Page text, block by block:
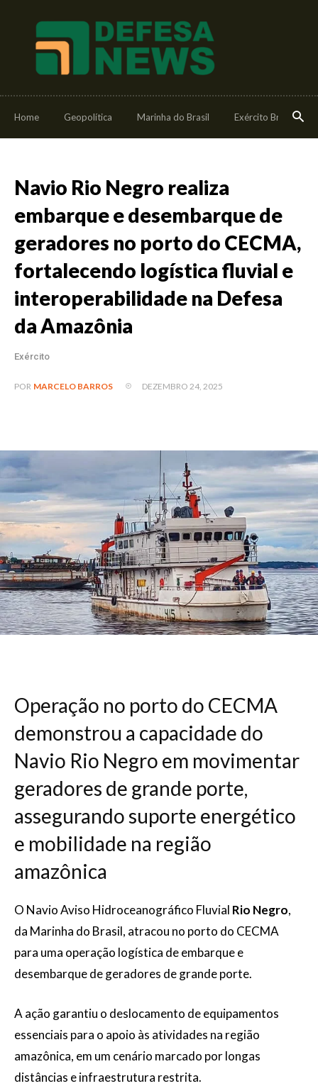
Home Geopolítica Marinha do Brasil Exército Brasileiro
Navio Rio Negro realiza
embarque e desembarque de
geradores no porto do CECMA,
fortalecendo logística fluvial e
interoperabilidade na Defesa
da Amazônia
Exército
POR MARCELO BARROS DEZEMBRO 24, 2025
Operação no porto do CECMA
demonstrou a capacidade do
Navio Rio Negro em movimentar
geradores de grande porte,
assegurando suporte energético
e mobilidade na região
amazônica
O Navio Aviso Hidroceanográfico Fluvial Rio Negro,
da Marinha do Brasil, atracou no porto do CECMA
para uma operação logística de embarque e
desembarque de geradores de grande porte.
A ação garantiu o deslocamento de equipamentos
essenciais para o apoio às atividades na região
amazônica, em um cenário marcado por longas
distâncias e infraestrutura restrita.